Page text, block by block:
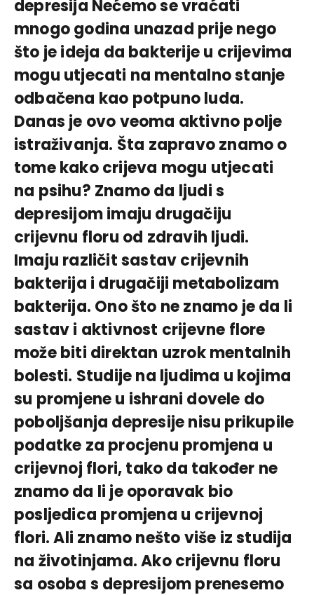
depresija Nećemo se vraćati
mnogo godina unazad prije nego
što je ideja da bakterije u crijevima
mogu utjecati na mentalno stanje
odbačena kao potpuno luda.
Danas je ovo veoma aktivno polje
istraživanja. Šta zapravo znamo o
tome kako crijeva mogu utjecati
na psihu? Znamo da ljudi s
depresijom imaju drugačiju
crijevnu floru od zdravih ljudi.
Imaju različit sastav crijevnih
bakterija i drugačiji metabolizam
bakterija. Ono što ne znamo je da li
sastav i aktivnost crijevne flore
može biti direktan uzrok mentalnih
bolesti. Studije na ljudima u kojima
su promjene u ishrani dovele do
poboljšanja depresije nisu prikupile
podatke za procjenu promjena u
crijevnoj flori, tako da također ne
znamo da li je oporavak bio
posljedica promjena u crijevnoj
flori. Ali znamo nešto više iz studija
na životinjama. Ako crijevnu floru
sa osoba s depresijom prenesemo